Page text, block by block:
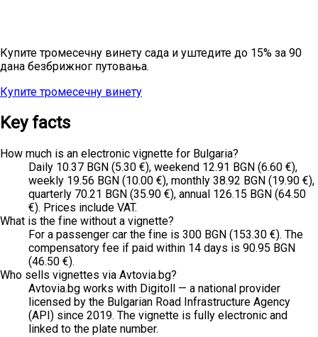
Купите тромесечну винету сада и уштедите до 15% за 90
дана безбрижног путовања.
Купите тромесечну винету
Key facts
How much is an electronic vignette for Bulgaria?
Daily 10.37 BGN (5.30 €), weekend 12.91 BGN (6.60 €),
weekly 19.56 BGN (10.00 €), monthly 38.92 BGN (19.90 €),
quarterly 70.21 BGN (35.90 €), annual 126.15 BGN (64.50
€). Prices include VAT.
What is the fine without a vignette?
For a passenger car the fine is 300 BGN (153.30 €). The
compensatory fee if paid within 14 days is 90.95 BGN
(46.50 €).
Who sells vignettes via Avtovia.bg?
Avtovia.bg works with Digitoll — a national provider
licensed by the Bulgarian Road Infrastructure Agency
(API) since 2019. The vignette is fully electronic and
linked to the plate number.